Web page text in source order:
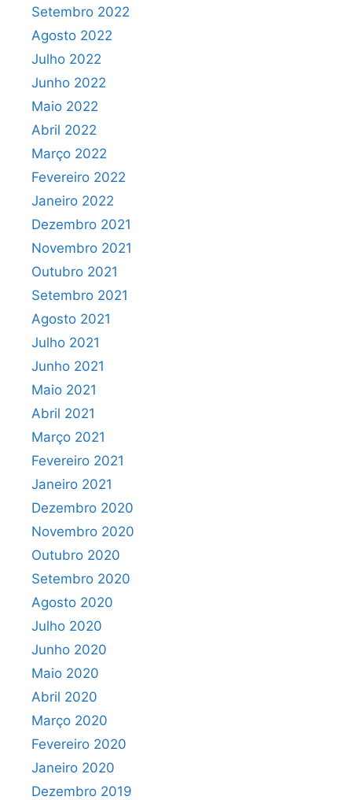
Setembro 2022
Agosto 2022
Julho 2022
Junho 2022
Maio 2022
Abril 2022
Março 2022
Fevereiro 2022
Janeiro 2022
Dezembro 2021
Novembro 2021
Outubro 2021
Setembro 2021
Agosto 2021
Julho 2021
Junho 2021
Maio 2021
Abril 2021
Março 2021
Fevereiro 2021
Janeiro 2021
Dezembro 2020
Novembro 2020
Outubro 2020
Setembro 2020
Agosto 2020
Julho 2020
Junho 2020
Maio 2020
Abril 2020
Março 2020
Fevereiro 2020
Janeiro 2020
Dezembro 2019